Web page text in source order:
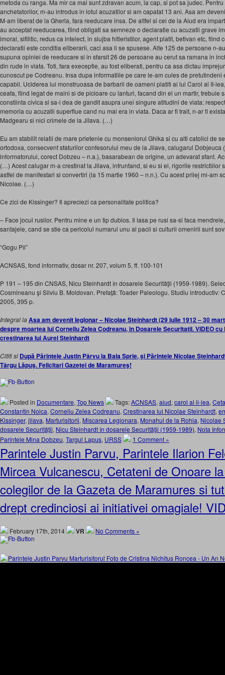
metoda cu ranga. Ma mir ca mai sunt zdravan acum, la cap, si pot sa judec.
anchetatorilor, m-au introdus in lotul acuzatilor si am capatat 13 ani. Asa am
M-am liberat de la Gherla, fara reeducare insa. De altfel si cei de la Aiud era
au acceptat reeducarea, fiind obligati sa semneze o declaratie cu acuzatii grave
imoral, sifilitic, redus ca intelect, in slujba hitleristilor, agent platit, betivan etc, fiind
declaratii este conditia eliberarii, caci asa li se spusese. Alte 125 de persoane n-
supuna opiniei de reeducare si in sfarsit 26 de persoane au cerut sa ramana in
din rude in viata. Toti, fara execeptie, au fost eliberati, pentru ca asa dictau
cunoscut pe Codreanu. Insa dupa informatiile pe care le-am cules de pretutindeni
capabil. Uciderea lui monstruoasa de barbarii de oameni platiti ai lui Carol al II-
ceafa, fiind legat de maini si de picioare cu lanturi, facand din el un martir, trebuie
constiinta civica si sa-i dea de gandit asupra unei singure atitudini de viata:
memoria cu acuzatii superflue cand nu mai era in viata. Daca ar fi trait, n-ar fi
Madgearu si nici crimele de la JiIava. (…)
Eu am stabilit relatii de mare prietenie cu monseniorul Ghika si cu alti catolici de
ortodoxa, consecvent sfaturilor confesorului meu de la Jilava, calugarul Dobjeuca
informatorului, corect Dobzeu – n.a.), basarabean de origine, un adevarat sfant.
(…) Acest calugar m-a crestinat la Jilava, infruntand, si eu si el, rigorile restrictiilor
astfel de manifestari si convertiri (la 15 martie 1960 – n.n.). Cu acest prilej mi-am
Nicolae. (…)
Ce zici de Kissinger? Il apreciezi ca personalitate politica?
– Face jocul rusilor. Pentru mine e un tip dubios. Ii lasa pe rusi sa-si faca
santajele, cand se stie ca pericolul numarul unu al pacii si culturii omenirii sunt
“Gogu Pil”
ACNSAS, fond informativ, dosar nr. 207, volum 5, ff. 100-101
P 191 – 195 din CNSAS, Nicu Steinhardt în dosarele Securităţii (1959-1989).
Cosmineanu şi Silviu B. Moldovan. Prefaţă: Toader Paleologu. Studiu introductiv:
2005, 395 p.
Integral laAsa am devenit legionar – Nicolae Steinhardt (29 iulie 1912 – 30
despre moartea lui Corneliu Zelea Codreanu, in Dosarele Securitatii. VIDEO
crestinarea lui Aurel Steinhardt
Cititi si După Părintele Justin Pârvu la Baia Sprie, şi Părintele Nicolae
Târgu Lăpuş. Felicitari Gazetei de Maramureş!
Posted in Documentare, Top News Tags:ACNSAS, aiud, carol al ii-lea,
Constantin Noica, Corneliu Zelea Codreanu, Crestinarea lui Nicolae Steinhardt,
Kissinger, jilava, Marturisitorii, Miscarea Legionara, Monahul de la Rohia, Nicolae
dosarele Securităţii, Nicu Steinhardt în dosarele Securităţii (1959-1989), Nota
Parintele Mina Dobzeu, Targul Lapus, URSS 1 Comment »
Parintele Justin Parvu, Parintele Ilarion
Mircea Vulcanescu, Cetateni de Onoare
colegilor de la Gazeta de Maramures si
drept credinciosi ai initiativei omagiale!
February 17th, 2014 VR No Comments »